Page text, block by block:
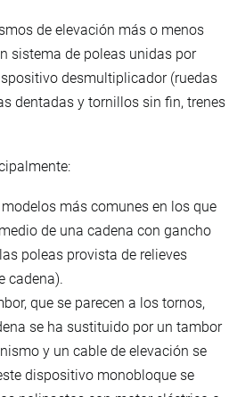
de elevación más o menos
sistema de poleas unidas por
desmultiplicador (ruedas
dentadas y tornillos sin fin, trenes
más comunes en los que
de una cadena con gancho
poleas provista de relieves
cadena).
que se parecen a los tornos,
se ha sustituido por un tambor
y un cable de elevación se
dispositivo monobloque se